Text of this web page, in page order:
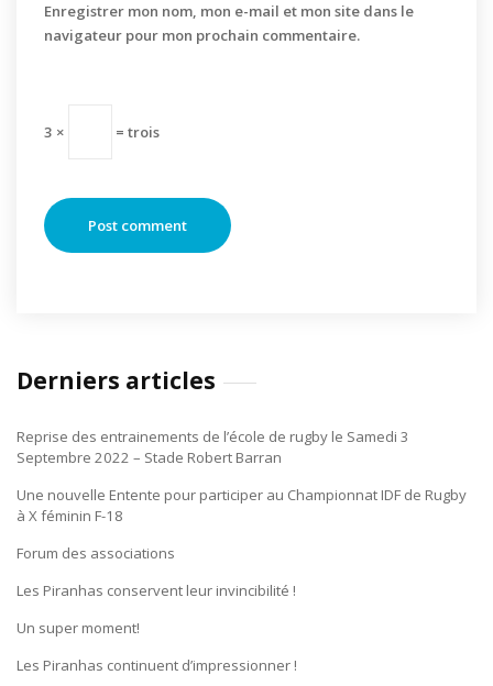
Enregistrer mon nom, mon e-mail et mon site dans le
navigateur pour mon prochain commentaire.
3 × = trois
Derniers articles
Reprise des entrainements de l’école de rugby le Samedi 3
Septembre 2022 – Stade Robert Barran
Une nouvelle Entente pour participer au Championnat IDF de Rugby
à X féminin F-18
Forum des associations
Les Piranhas conservent leur invincibilité !
Un super moment!
Les Piranhas continuent d’impressionner !